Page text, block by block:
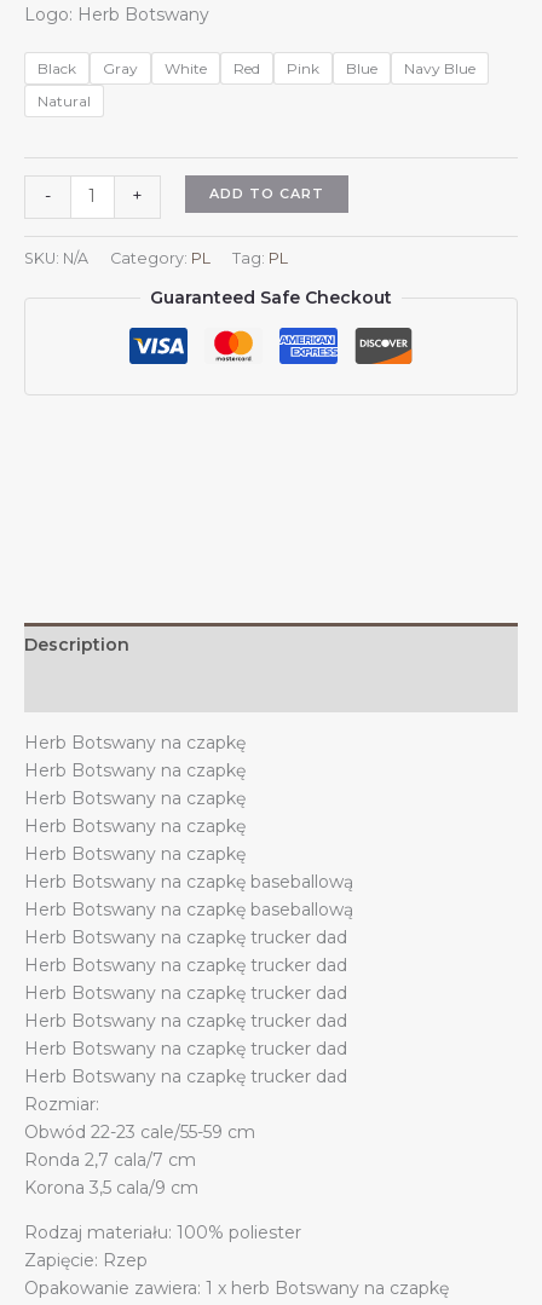
Logo: Herb Botswany
Black Gray White Red Pink Blue
Navy Blue
Natural
-
Botswany
Czapka
z
daszkiem
kobiet
quantity
+ ADD TO CART
SKU: N/A Category: PL Tag: PL
Guaranteed Safe Checkout
Description
Herb Botswany na czapkę
Herb Botswany na czapkę
Herb Botswany na czapkę
Herb Botswany na czapkę
Herb Botswany na czapkę
Herb Botswany na czapkę baseballową
Herb Botswany na czapkę baseballową
Herb Botswany na czapkę trucker dad
Herb Botswany na czapkę trucker dad
Herb Botswany na czapkę trucker dad
Herb Botswany na czapkę trucker dad
Herb Botswany na czapkę trucker dad
Herb Botswany na czapkę trucker dad
Rozmiar:
Obwód 22-23 cale/55-59 cm
Ronda 2,7 cala/7 cm
Korona 3,5 cala/9 cm
Rodzaj materiału: 100% poliester
Zapięcie: Rzep
Opakowanie zawiera: 1 x herb Botswany na czapkę